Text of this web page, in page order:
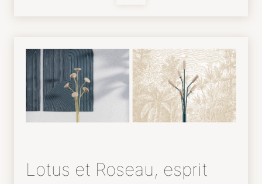
Lotus et Roseau, esprit